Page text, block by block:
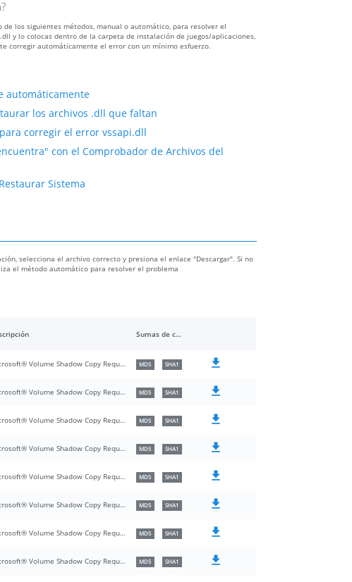
los siguientes métodos, manual o automático, para resolver el
y lo colocas dentro de la carpeta de instalación de juegos/aplicaciones,
corregir automáticamente el error con un mínimo esfuerzo.
automáticamente
los archivos .dll que faltan
corregir el error vssapi.dll
con el Comprobador de Archivos del
Sistema
selecciona el archivo correcto y presiona el enlace "Descargar". Si no
el método automático para resolver el problema
Sumas de comprobación
Microsoft® Volume Shadow Copy Requestor/Writer Services API DLL MD5 SHA1
Microsoft® Volume Shadow Copy Requestor/Writer Services API DLL MD5 SHA1
Microsoft® Volume Shadow Copy Requestor/Writer Services API DLL MD5 SHA1
Microsoft® Volume Shadow Copy Requestor/Writer Services API DLL MD5 SHA1
Microsoft® Volume Shadow Copy Requestor/Writer Services API DLL MD5 SHA1
Microsoft® Volume Shadow Copy Requestor/Writer Services API DLL MD5 SHA1
Microsoft® Volume Shadow Copy Requestor/Writer Services API DLL MD5 SHA1
Microsoft® Volume Shadow Copy Requestor/Writer Services API DLL MD5 SHA1